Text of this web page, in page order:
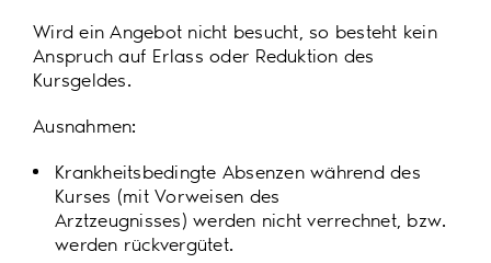
Wird ein Angebot nicht besucht, so besteht kein
Anspruch auf Erlass oder Reduktion des
Kursgeldes.
Ausnahmen:
Krankheitsbedingte Absenzen während des
Kurses (mit Vorweisen des
Arztzeugnisses) werden nicht verrechnet, bzw.
werden rückvergütet.